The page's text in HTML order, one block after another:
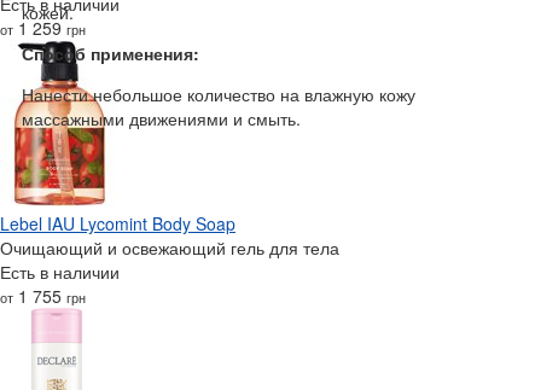
кожей.
Способ применения:
Нанести небольшое количество на влажную кожу
массажными движениями и смыть.
от 1 259грн
Lebel IAU Lycomint Body Soap
Очищающий и освежающий гель для тела
Есть в наличии
от 1 755 грн